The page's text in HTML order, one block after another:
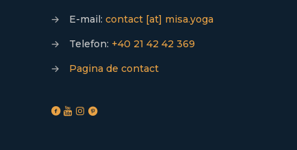
→ E-mail: contact [at] misa.yoga
→
Telefon: +40 21 42 42 369
→
Pagina de contact